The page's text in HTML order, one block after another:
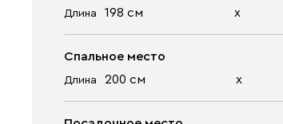
Длина 198 см х
Спальное место
Длина 200 см х